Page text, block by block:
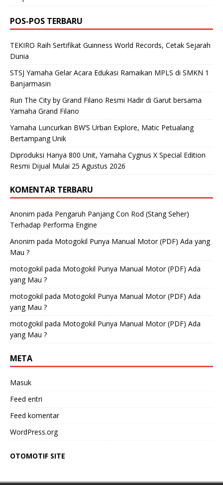
POS-POS TERBARU
TEKIRO Raih Sertifikat Guinness World Records, Cetak Sejarah
Dunia
STSJ Yamaha Gelar Acara Edukasi Ramaikan MPLS di SMKN 1
Banjarmasin
Run The City by Grand Filano Resmi Hadir di Garut bersama
Yamaha Grand Filano
Yamaha Luncurkan BW’S Urban Explore, Matic Petualang
Bertampang Unik
Diproduksi Hanya 800 Unit, Yamaha Cygnus X Special Edition
Resmi Dijual Mulai 25 Agustus 2026
KOMENTAR TERBARU
Anonim pada Pengaruh Panjang Con Rod (Stang Seher)
Terhadap Performa Engine
Anonim pada Motogokil Punya Manual Motor (PDF) Ada yang
Mau ?
motogokil pada Motogokil Punya Manual Motor (PDF) Ada
yang Mau ?
motogokil pada Motogokil Punya Manual Motor (PDF) Ada
yang Mau ?
motogokil pada Motogokil Punya Manual Motor (PDF) Ada
yang Mau ?
META
Masuk
Feed entri
Feed komentar
WordPress.org
OTOMOTIF SITE